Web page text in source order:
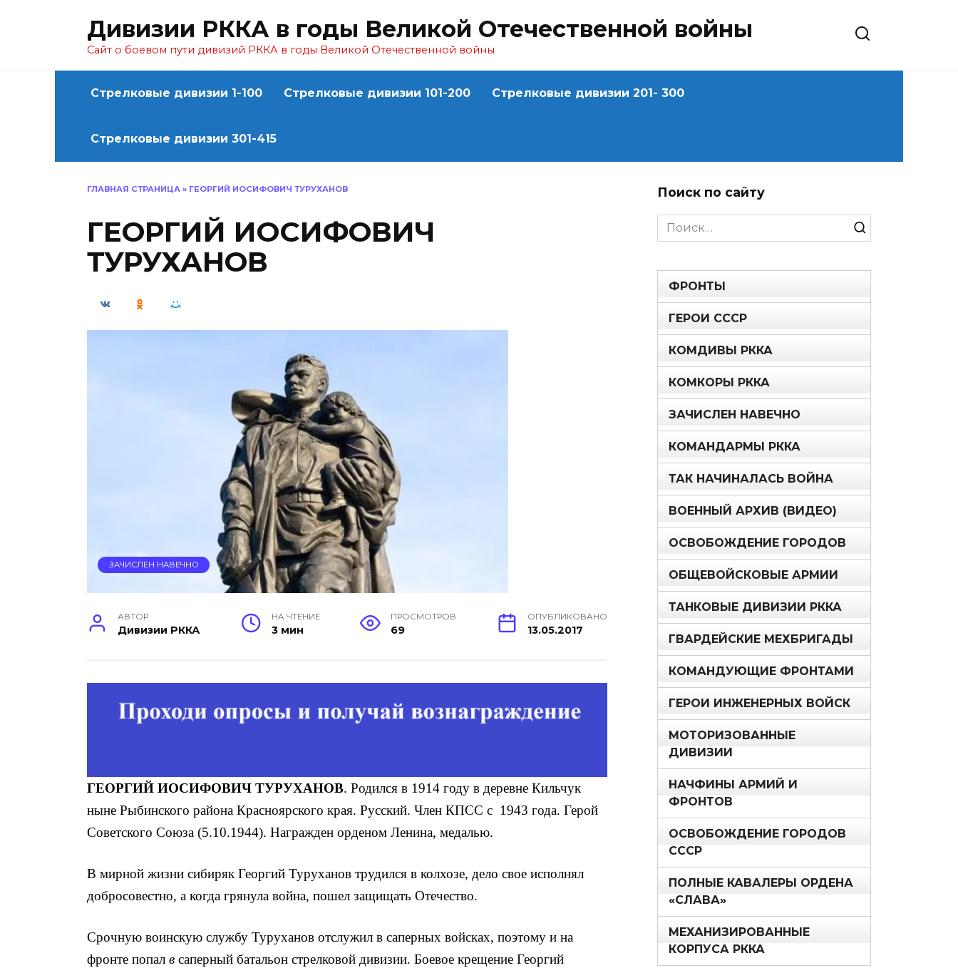
Дивизии РККА в годы Великой Отечественной войны
Сайт о боевом пути дивизий РККА в годы Великой Отечественной войны
Стрелковые дивизии 1-100 Стрелковые дивизии 101-200 Стрелковые дивизии 201- 300
Стрелковые дивизии 301-415
ГЛАВНАЯ СТРАНИЦА » ГЕОРГИЙ ИОСИФОВИЧ ТУРУХАНОВ
ГЕОРГИЙ ИОСИФОВИЧ
ТУРУХАНОВ
ЗАЧИСЛЕН НАВЕЧНО
АВТОР
Дивизии РККА
НА ЧТЕНИЕ
3 мин
ПРОСМОТРОВ
69
ОПУБЛИКОВАНО
13.05.2017
ГЕОРГИЙ ИОСИФОВИЧ ТУРУХАНОВ. Родился в 1914 году в деревне Кильчук
ныне Рыбинского района Красноярского края. Русский. Член КПСС с 1943 года. Герой
Советского Союза (5.10.1944). Награжден орденом Ленина, медалью.
В мирной жизни сибиряк Ге­оргий Туруханов трудился в колхозе, дело свое исполнял
добросовестно, а когда грянула война, пошел защищать Отечество.
Срочную воинскую службу Туруханов отслужил в саперных войсках, поэтому и на
фронте попал в сапер­ный батальон стрелковой дивизии. Боевое крещение Геор­гий
Поиск по сайту
Search
for:
ФРОНТЫ
ГЕРОИ СССР
КОМДИВЫ РККА
КОМКОРЫ РККА
ЗАЧИСЛЕН НАВЕЧНО
КОМАНДАРМЫ РККА
ТАК НАЧИНАЛАСЬ ВОЙНА
ВОЕННЫЙ АРХИВ (ВИДЕО)
ОСВОБОЖДЕНИЕ ГОРОДОВ
ОБЩЕВОЙСКОВЫЕ АРМИИ
ТАНКОВЫЕ ДИВИЗИИ РККА
ГВАРДЕЙСКИЕ МЕХБРИГАДЫ
КОМАНДУЮЩИЕ ФРОНТАМИ
ГЕРОИ ИНЖЕНЕРНЫХ ВОЙСК
МОТОРИЗОВАННЫЕ
ДИВИЗИИ
НАЧФИНЫ АРМИЙ И
ФРОНТОВ
ОСВОБОЖДЕНИЕ ГОРОДОВ
СССР
ПОЛНЫЕ КАВАЛЕРЫ ОРДЕНА
«СЛАВА»
МЕХАНИЗИРОВАННЫЕ
КОРПУСА РККА